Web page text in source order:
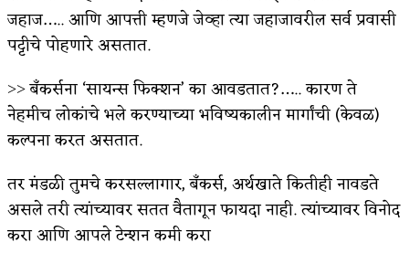
जहाज….. आणि आपत्ती म्हणजे जेव्हा त्या जहाजावरील सर्व प्रवासी
पट्टीचे पोहणारे असतात.
˃˃ बँकर्सना ‘सायन्स फिक्शन’ का आवडतात?….. कारण ते
नेहमीच लोकांचे भले करण्याच्या भविष्यकालीन मार्गांची (केवळ)
कल्पना करत असतात.
तर मंडळी तुमचे करसल्लागार, बँकर्स, अर्थखाते कितीही नावडते
असले तरी त्यांच्यावर सतत वैतागून फायदा नाही. त्यांच्यावर विनोद
करा आणि आपले टेन्शन कमी करा